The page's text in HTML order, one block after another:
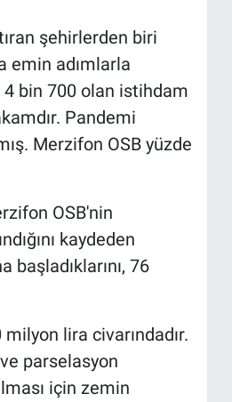
şehirlerden biri
emin adımlarla
bin 700 olan istihdam
Pandemi
Merzifon OSB yüzde
OSB'nin
kaydeden
başladıklarını, 76
lira civarındadır.
parselasyon
için zemin